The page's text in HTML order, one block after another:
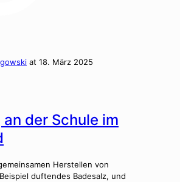
at 18. März 2025
der Schule im
Her­stellen von
duf­ten­des Bade­salz, und